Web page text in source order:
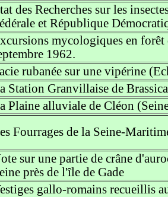
des Recherches sur les
et République
mycologiques en
1962.
rubanée sur une vipérine
Station Granvillaise de
Plaine alluviale de Cléon
Fourrages de la Seine-
sur une partie de crâne
près de l'île de Gade
gallo-romains recueillis